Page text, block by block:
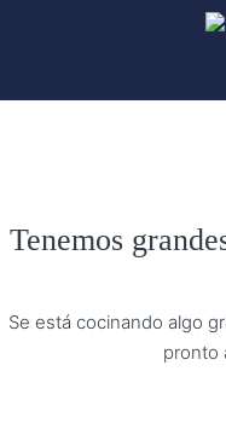
Tenemos
Se está cocinando algo
pronto